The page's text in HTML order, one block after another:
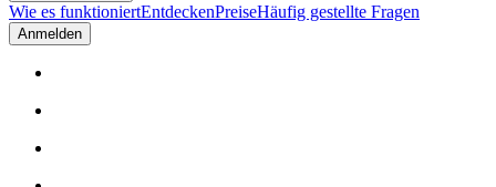
Wie es funktioniertEntdeckenPreiseHäufig gestellte Fragen
Anmelden